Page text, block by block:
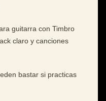
guitarra con Timbro
claro y canciones
bastar si practicas